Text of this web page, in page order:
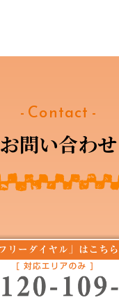
- Contact -
お問い合わせ